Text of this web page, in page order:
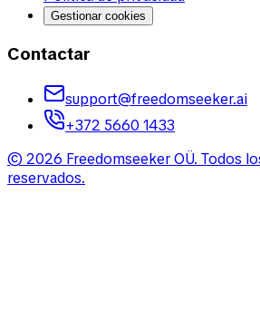
Gestionar cookies
Contactar
support@freedomseeker.ai
+372 5660 1433
© 2026 Freedomseeker OÜ. Todos
reservados.